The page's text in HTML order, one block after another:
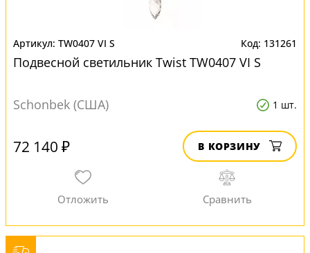
TW0407 VI S 131261
Подвесной светильник Twist TW0407 VI S
Schonbek (США) 1 шт.
72 140 ₽ В КОРЗИНУ